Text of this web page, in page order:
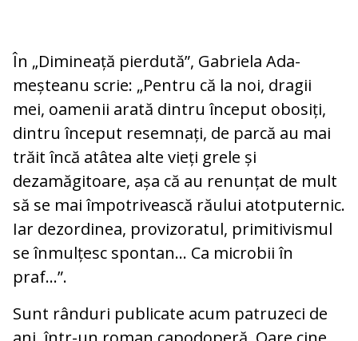
În „Dimineață pierdută”, Gabriela Ada­
meșteanu scrie: „Pentru că la noi, dragii
mei, oamenii arată dintru început obosiți,
dintru început resemnați, de parcă au mai
trăit încă atâtea alte vieți grele și
dezamăgitoare, așa că au renunțat de mult
să se mai împotrivească răului atotputernic.
Iar dezordinea, provizoratul, primitivismul
se înmulțesc spontan... Ca microbii în
praf...”.
Sunt rânduri publicate acum patruzeci de